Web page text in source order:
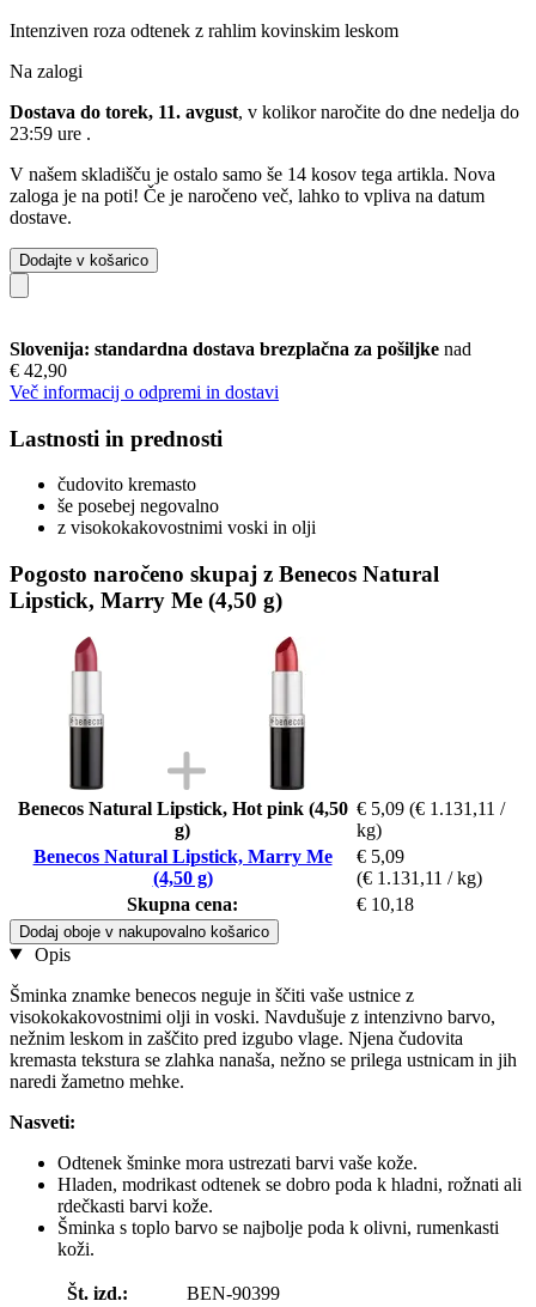
Intenziven roza odtenek z rahlim kovinskim leskom
Na zalogi
Dostava do torek, 11. avgust, v kolikor naročite do dne nedelja do
23:59 ure .
V našem skladišču je ostalo samo še 14 kosov tega artikla. Nova
zaloga je na poti! Če je naročeno več, lahko to vpliva na datum
dostave.
Dodajte v košarico
Slovenija: standardna dostava brezplačna za pošiljke nad
€ 42,90
Več informacij o odpremi in dostavi
Lastnosti in prednosti
čudovito kremasto
še posebej negovalno
z visokokakovostnimi voski in olji
Pogosto naročeno skupaj z Benecos Natural
Lipstick, Marry Me (4,50 g)
Benecos Natural Lipstick, Hot pink (4,50
g)
€ 5,09 (€ 1.131,11 /
kg)
Benecos Natural Lipstick, Marry Me
(4,50 g)
€ 5,09
(€ 1.131,11 / kg)
Skupna cena:
€ 10,18
Dodaj oboje v nakupovalno košarico
Opis
Šminka znamke benecos neguje in ščiti vaše ustnice z
visokokakovostnimi olji in voski. Navdušuje z intenzivno barvo,
nežnim leskom in zaščito pred izgubo vlage. Njena čudovita
kremasta tekstura se zlahka nanaša, nežno se prilega ustnicam in jih
naredi žametno mehke.
Nasveti:
Odtenek šminke mora ustrezati barvi vaše kože.
Hladen, modrikast odtenek se dobro poda k hladni, rožnati ali
rdečkasti barvi kože.
Šminka s toplo barvo se najbolje poda k olivni, rumenkasti
koži.
Št. izd.:
BEN-90399